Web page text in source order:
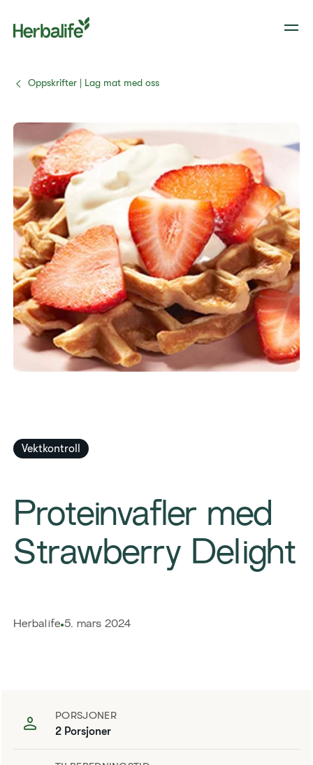
Oppskrifter | Lag mat med oss
Vektkontroll
​​Proteinvafler med
Strawberry Delight​
Herbalife 5. mars 2024
PORSJONER
2 Porsjoner